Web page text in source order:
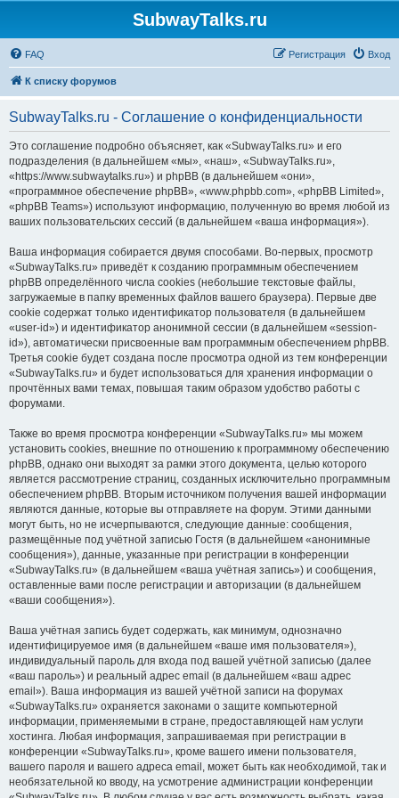
SubwayTalks.ru
FAQ Вход
Регистрация
К списку форумов
SubwayTalks.ru - Соглашение о конфиденциальности
Это соглашение подробно объясняет, как «SubwayTalks.ru» и его
подразделения (в дальнейшем «мы», «наш», «SubwayTalks.ru»,
«https://www.subwaytalks.ru») и phpBB (в дальнейшем «они»,
«программное обеспечение phpBB», «www.phpbb.com», «phpBB Limited»,
«phpBB Teams») используют информацию, полученную во время любой из
ваших пользовательских сессий (в дальнейшем «ваша информация»).
Ваша информация собирается двумя способами. Во-первых, просмотр
«SubwayTalks.ru» приведёт к созданию программным обеспечением
phpBB определённого числа cookies (небольшие текстовые файлы,
загружаемые в папку временных файлов вашего браузера). Первые две
cookie содержат только идентификатор пользователя (в дальнейшем
«user-id») и идентификатор анонимной сессии (в дальнейшем «session-
id»), автоматически присвоенные вам программным обеспечением phpBB.
Третья cookie будет создана после просмотра одной из тем конференции
«SubwayTalks.ru» и будет использоваться для хранения информации о
прочтённых вами темах, повышая таким образом удобство работы с
форумами.
Также во время просмотра конференции «SubwayTalks.ru» мы можем
установить cookies, внешние по отношению к программному обеспечению
phpBB, однако они выходят за рамки этого документа, целью которого
является рассмотрение страниц, созданных исключительно программным
обеспечением phpBB. Вторым источником получения вашей информации
являются данные, которые вы отправляете на форум. Этими данными
могут быть, но не исчерпываются, следующие данные: сообщения,
размещённые под учётной записью Гостя (в дальнейшем «анонимные
сообщения»), данные, указанные при регистрации в конференции
«SubwayTalks.ru» (в дальнейшем «ваша учётная запись») и сообщения,
оставленные вами после регистрации и авторизации (в дальнейшем
«ваши сообщения»).
Ваша учётная запись будет содержать, как минимум, однозначно
идентифицируемое имя (в дальнейшем «ваше имя пользователя»),
индивидуальный пароль для входа под вашей учётной записью (далее
«ваш пароль») и реальный адрес email (в дальнейшем «ваш адрес
email»). Ваша информация из вашей учётной записи на форумах
«SubwayTalks.ru» охраняется законами о защите компьютерной
информации, применяемыми в стране, предоставляющей нам услуги
хостинга. Любая информация, запрашиваемая при регистрации в
конференции «SubwayTalks.ru», кроме вашего имени пользователя,
вашего пароля и вашего адреса email, может быть как необходимой, так и
необязательной ко вводу, на усмотрение администрации конференции